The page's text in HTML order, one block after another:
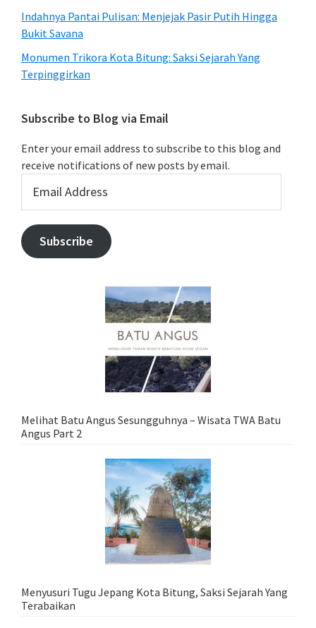
Indahnya Pantai Pulisan: Menjejak Pasir Putih Hingga
Bukit Savana
Monumen Trikora Kota Bitung: Saksi Sejarah Yang
Terpinggirkan
Subscribe to Blog via Email
Enter your email address to subscribe to this blog and
receive notifications of new posts by email.
Address
Subscribe
Melihat Batu Angus Sesungguhnya – Wisata TWA Batu
Angus Part 2
Menyusuri Tugu Jepang Kota Bitung, Saksi Sejarah Yang
Terabaikan